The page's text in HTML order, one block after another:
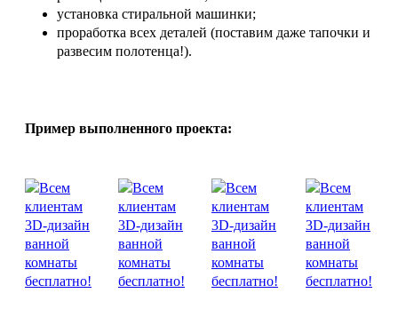
установка стиральной машинки;
проработка всех деталей (поставим даже тапочки и
развесим полотенца!).
Пример выполненного проекта: